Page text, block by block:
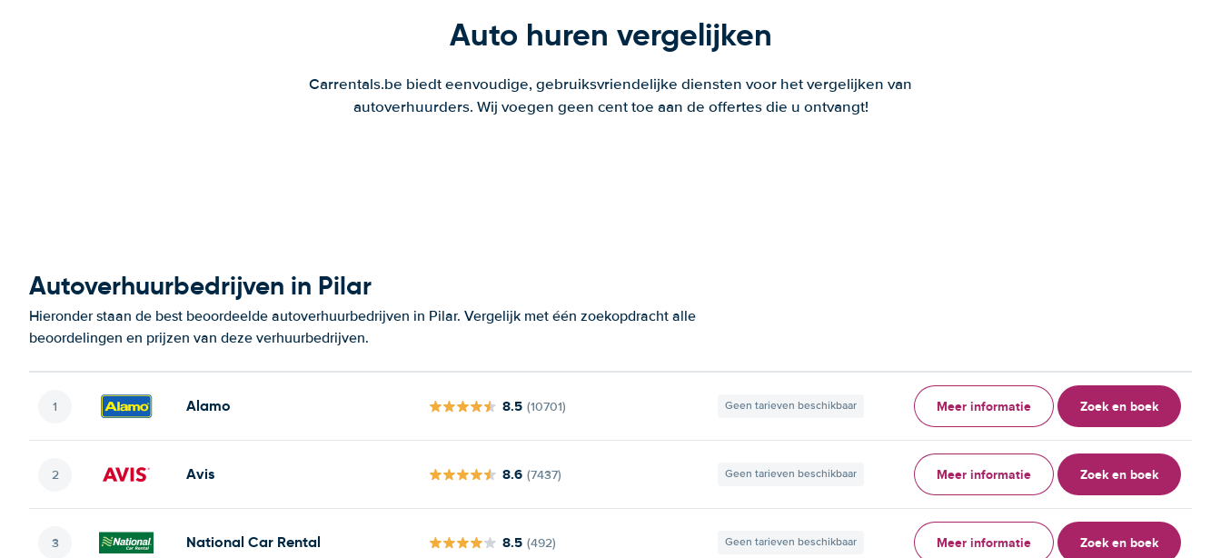
Auto huren vergelijken
Carrentals.be biedt eenvoudige, gebruiksvriendelijke diensten voor het vergelijken van
autoverhuurders. Wij voegen geen cent toe aan de offertes die u ontvangt!
Autoverhuurbedrijven in Pilar
Hieronder staan de best beoordeelde autoverhuurbedrijven in Pilar. Vergelijk met één zoekopdracht alle
beoordelingen en prijzen van deze verhuurbedrijven.
Alamo 8.5 (10701) Geen tarieven beschikbaar Meer informatie Zoek en boek
Avis 8.6 (7437) Geen tarieven beschikbaar Meer informatie Zoek en boek
National Car Rental 8.5 (492) Geen tarieven beschikbaar Meer informatie Zoek en boek